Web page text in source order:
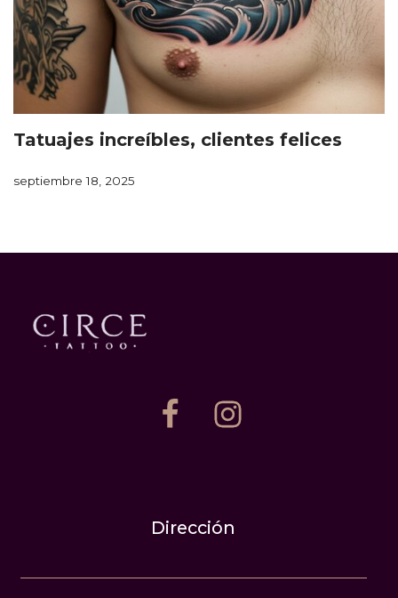
Tatuajes increíbles, clientes felices
septiembre 18, 2025
Dirección